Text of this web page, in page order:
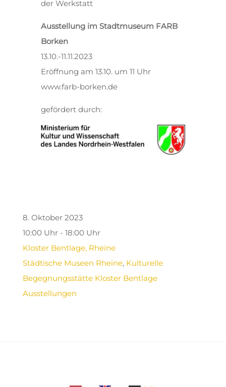
der Werkstatt
Ausstellung im Stadtmuseum FARB
Borken
13.10.-11.11.2023
Eröffnung am 13.10. um 11 Uhr
www.farb-borken.de
gefördert durch:
8. Oktober 2023
10:00 Uhr - 18:00 Uhr
Kloster Bentlage, Rheine
Städtische Museen Rheine, Kulturelle
Begegnungsstätte Kloster Bentlage
Ausstellungen